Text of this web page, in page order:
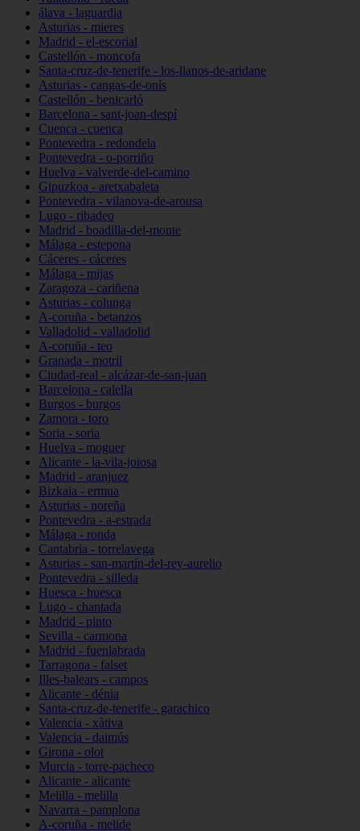
álava - laguardia
Asturias - mieres
Madrid - el-escorial
Castellón - moncofa
Santa-cruz-de-tenerife - los-llanos-de-aridane
Asturias - cangas-de-onís
Castellón - benicarló
Barcelona - sant-joan-despí
Cuenca - cuenca
Pontevedra - redondela
Pontevedra - o-porriño
Huelva - valverde-del-camino
Gipuzkoa - aretxabaleta
Pontevedra - vilanova-de-arousa
Lugo - ribadeo
Madrid - boadilla-del-monte
Málaga - estepona
Cáceres - cáceres
Málaga - mijas
Zaragoza - cariñena
Asturias - colunga
A-coruña - betanzos
Valladolid - valladolid
A-coruña - teo
Granada - motril
Ciudad-real - alcázar-de-san-juan
Barcelona - calella
Burgos - burgos
Zamora - toro
Soria - soria
Huelva - moguer
Alicante - la-vila-joiosa
Madrid - aranjuez
Bizkaia - ermua
Asturias - noreña
Pontevedra - a-estrada
Málaga - ronda
Cantabria - torrelavega
Asturias - san-martín-del-rey-aurelio
Pontevedra - silleda
Huesca - huesca
Lugo - chantada
Madrid - pinto
Sevilla - carmona
Madrid - fuenlabrada
Tarragona - falset
Illes-balears - campos
Alicante - dénia
Santa-cruz-de-tenerife - garachico
Valencia - xàtiva
Valencia - daimús
Girona - olot
Murcia - torre-pacheco
Alicante - alicante
Melilla - melilla
Navarra - pamplona
A-coruña - melide